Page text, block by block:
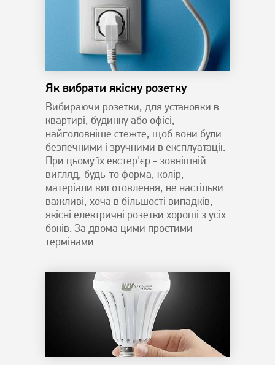
Як вибрати якісну розетку
Вибираючи розетки, для установки в
квартирі, будинку або офісі,
найголовніше стежте, щоб вони були
безпечними і зручними в експлуатації.
При цьому їх екстер'єр - зовнішній
вигляд, будь-то форма, колір,
матеріали виготовлення, не настільки
важливі, хоча в більшості випадків,
якісні електричні розетки хороші з усіх
боків. За двома цими простими
термінами...